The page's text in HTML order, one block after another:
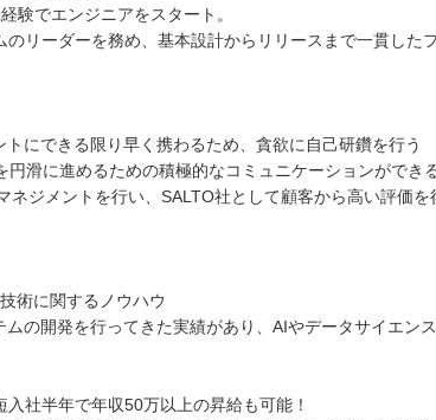
験でエンジニアをスタート。
リーダーを務め、基本設計からリリースまで一貫した
にできる限り早く携わるため、貪欲に自己研鑽を行う
滑に進めるための積極的なコミュニケーションができ
ネジメントを行い、SALTO社として顧客から高い評価を
術に関するノウハウ
の開発を行ってきた実績があり、AIやデータサイエン
社半年で年収50万以上の昇給も可能！